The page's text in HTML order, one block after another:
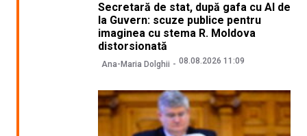
Secretară de stat, după gafa cu AI de
la Guvern: scuze publice pentru
imaginea cu stema R. Moldova
distorsionată
Ana-Maria Dolghii 08.08.2026 11:09